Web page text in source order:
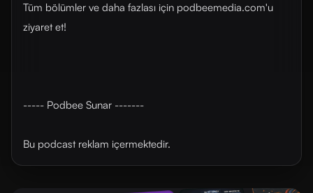
Tüm bölümler ve daha fazlası için ⁠⁠⁠⁠⁠⁠⁠⁠⁠⁠⁠⁠⁠⁠⁠⁠⁠⁠⁠⁠⁠⁠podbeemedia.com⁠⁠⁠⁠⁠⁠⁠⁠⁠⁠⁠⁠⁠⁠⁠⁠⁠⁠⁠⁠⁠⁠'u
ziyaret et!
----- Podbee Sunar -------
Bu podcast reklam içermektedir.